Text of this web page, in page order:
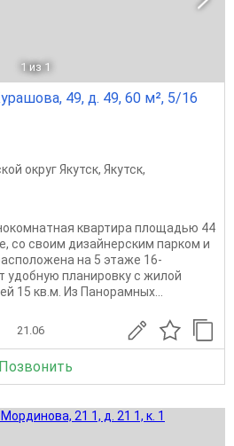
1 из 1
49, д. 49, 60 м², 5/16
округ Якутск, Якутск,
квартира площадью 44
со своим дизайнерским парком и
на 5 этаже 16-
удобную планировку с жилой
15 кв.м. Из Панорамных...
21.06
Позвонить